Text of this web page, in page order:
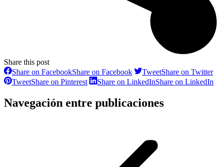
Share this post
Share on FacebookShare on Facebook TweetShare on Twitter
TweetShare on Pinterest Share on LinkedInShare on LinkedIn
Navegación entre publicaciones